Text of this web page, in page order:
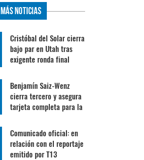
Más Noticias
Cristóbal del Solar cierra
bajo par en Utah tras
exigente ronda final
Benjamín Saiz-Wenz
cierra tercero y asegura
tarjeta completa para la
Mexicana
Comunicado oficial: en
relación con el reportaje
emitido por T13